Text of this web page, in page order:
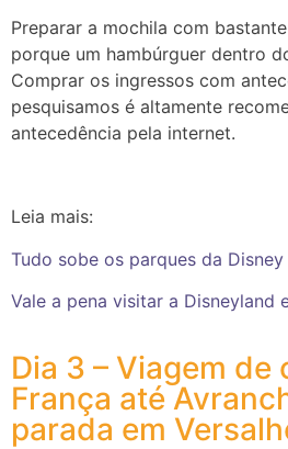
Preparar a mochila com
porque um hambúrguer dentro
Comprar os ingressos com
pesquisamos é altamente
antecedência pela internet.
Leia mais:
Tudo sobe os parques da Disney
Vale a pena visitar a Disneyland
Dia 3 – Viagem de
França até
parada em